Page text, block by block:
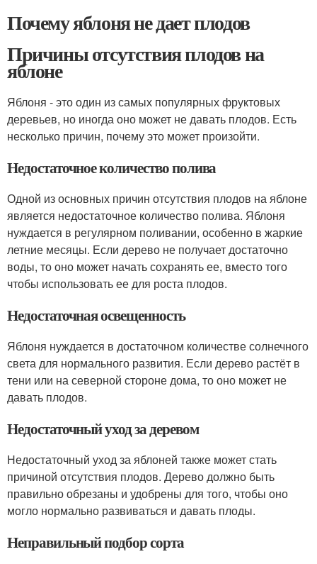
Почему яблоня не дает плодов
Причины отсутствия плодов на
яблоне
Яблоня - это один из самых популярных фруктовых
деревьев, но иногда оно может не давать плодов. Есть
несколько причин, почему это может произойти.
Недостаточное количество полива
Одной из основных причин отсутствия плодов на яблоне
является недостаточное количество полива. Яблоня
нуждается в регулярном поливании, особенно в жаркие
летние месяцы. Если дерево не получает достаточно
воды, то оно может начать сохранять ее, вместо того
чтобы использовать ее для роста плодов.
Недостаточная освещенность
Яблоня нуждается в достаточном количестве солнечного
света для нормального развития. Если дерево растёт в
тени или на северной стороне дома, то оно может не
давать плодов.
Недостаточный уход за деревом
Недостаточный уход за яблоней также может стать
причиной отсутствия плодов. Дерево должно быть
правильно обрезаны и удобрены для того, чтобы оно
могло нормально развиваться и давать плоды.
Неправильный подбор сорта